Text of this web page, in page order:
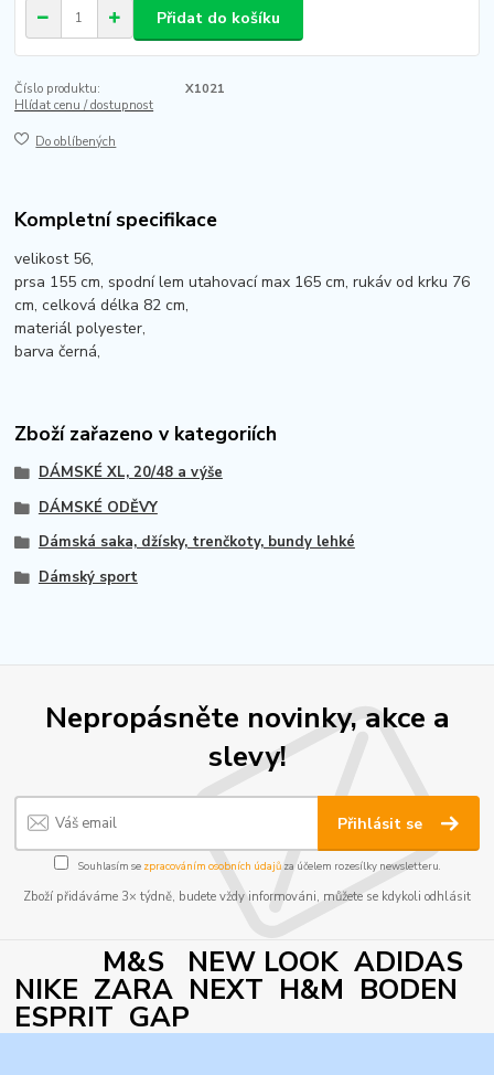
Přidat do košíku
Číslo produktu:
X1021
Hlídat cenu / dostupnost
Do oblíbených
Kompletní specifikace
velikost 56,
prsa 155 cm, spodní lem utahovací max 165 cm, rukáv od krku 76
cm, celková délka 82 cm,
materiál polyester,
barva černá,
Zboží zařazeno v kategoriích
DÁMSKÉ XL, 20/48 a výše
DÁMSKÉ ODĚVY
Dámská saka, džísky, trenčkoty, bundy lehké
Dámský sport
Nepropásněte novinky, akce a
slevy!
Přihlásit se
Souhlasím se zpracováním osobních údajůza účelem rozesílky newsletteru.
Zboží přidáváme 3× týdně, budete vždy informováni, můžete se kdykoli odhlásit
M&S NEW LOOK ADIDAS
NIKE ZARA NEXT H&M BODEN
ESPRIT GAP